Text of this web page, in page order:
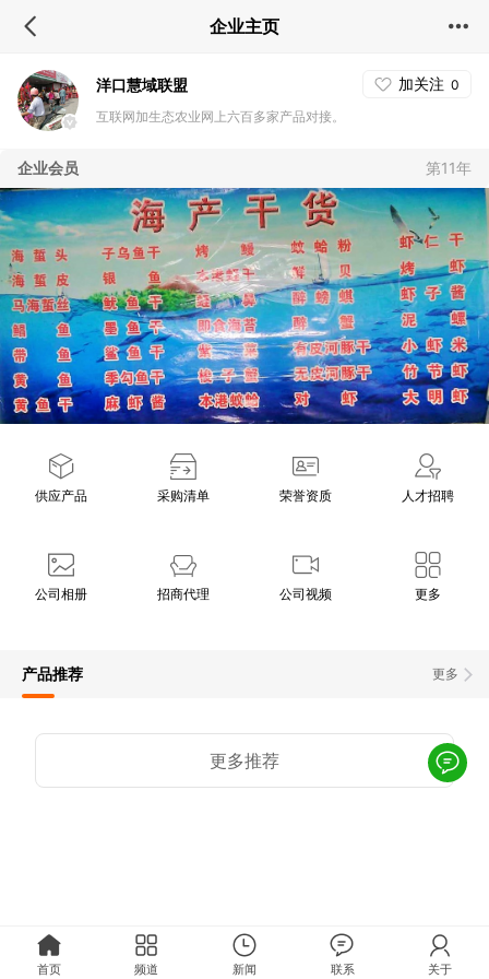
企业主页
洋口慧域联盟 加关注 0
互联网加生态农业网上六百多家产品对接。
企业会员 第11年
供应产品 采购清单 荣誉资质 人才招聘
公司相册 招商代理 公司视频 更多
更多
产品推荐
更多推荐
首页 频道 新闻 联系 关于